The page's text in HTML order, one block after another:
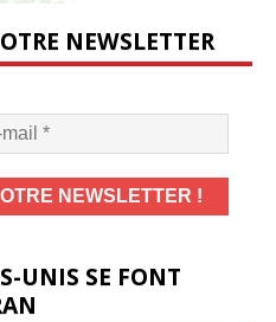
NEWSLETTER
UNIS SE FONT